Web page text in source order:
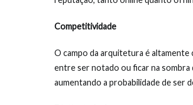
Competitividade
O campo da arquitetura é altamente
entre ser notado ou ficar na
aumentando a probabilidade de ser